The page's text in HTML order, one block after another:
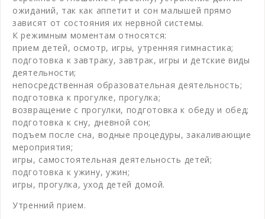
ожиданий, так как аппетит и сон малышей прямо
зависят от состояния их нервной системы.
К режимным моментам относятся:
прием детей, осмотр, игры, утренняя гимнастика;
подготовка к завтраку, завтрак, игры и детские виды
деятельности;
непосредственная образовательная деятельность;
подготовка к прогулке, прогулка;
возвращение с прогулки, подготовка к обеду и обед;
подготовка к сну, дневной сон;
подъем после сна, водные процедуры, закаливающие
мероприятия;
игры, самостоятельная деятельность детей;
подготовка к ужину, ужин;
игры, прогулка, уход детей домой.
Утренний прием.